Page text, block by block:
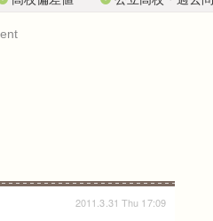
2011.3.31 Thu 17:09